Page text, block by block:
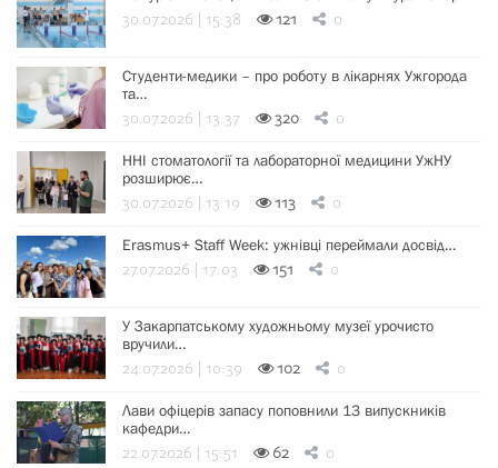
30.07.2026 | 15:38 121 0
Студенти-медики – про роботу в лікарнях Ужгорода
та…
30.07.2026 | 13:37 320 0
ННІ стоматології та лабораторної медицини УжНУ
розширює…
30.07.2026 | 13:19 113 0
Erasmus+ Staff Week: ужнівці переймали досвід…
27.07.2026 | 17:03 151 0
У Закарпатському художньому музеї урочисто
вручили…
24.07.2026 | 10:39 102 0
Лави офіцерів запасу поповнили 13 випускників
кафедри…
22.07.2026 | 15:51 62 0